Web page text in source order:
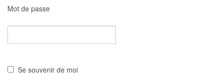
Mot de passe
Se souvenir de moi